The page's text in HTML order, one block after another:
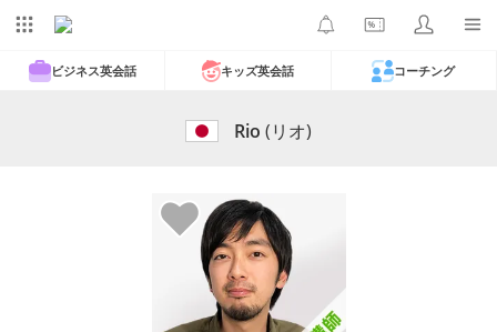
ビジネス英会話 キッズ英会話 コーチング
Rio (リオ)